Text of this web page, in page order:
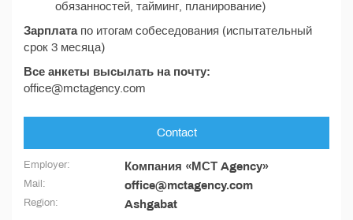
обязанностей, тайминг, планирование)
Зарплатапо итогам собеседования (испытательный
срок 3 месяца)
Все анкеты высылать на почту:
office@mctagency.com
Contact
Employer: Компания «МСТ Agency»
Mail: office@mctagency.com
Region: Ashgabat